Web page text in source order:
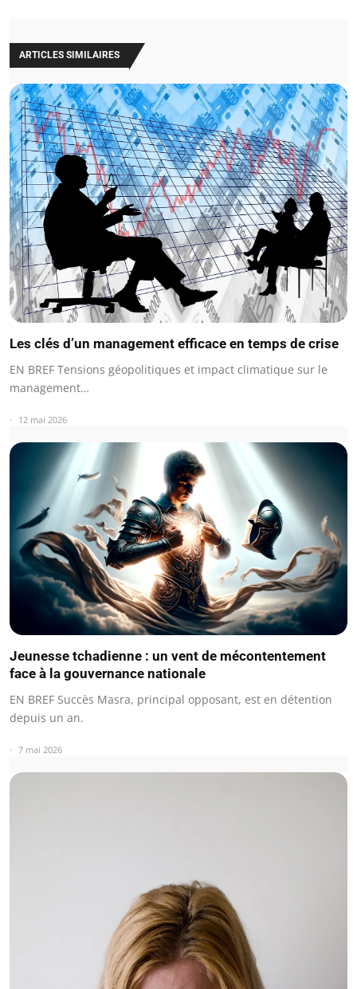
ARTICLES SIMILAIRES
Les clés d’un management efficace en temps de crise
EN BREF Tensions géopolitiques et impact climatique sur le
management…
12 mai 2026
Jeunesse tchadienne : un vent de mécontentement
face à la gouvernance nationale
EN BREF Succès Masra, principal opposant, est en détention
depuis un an.
7 mai 2026